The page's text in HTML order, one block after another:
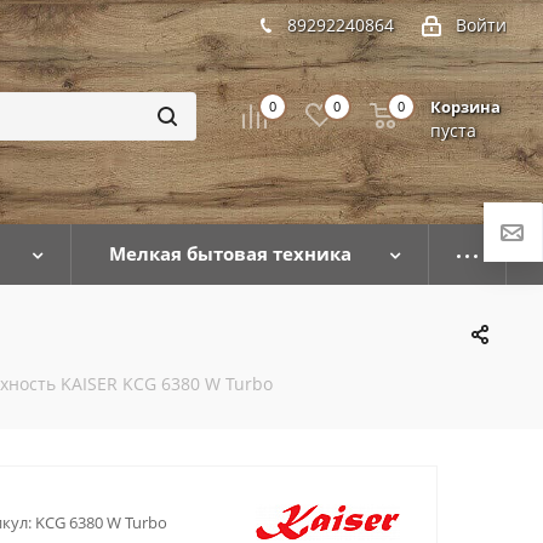
Войти
89292240864
0 0 Корзина
пуста
0
Мелкая бытовая техника
KAISER KCG 6380 W Turbo
KCG 6380 W Turbo